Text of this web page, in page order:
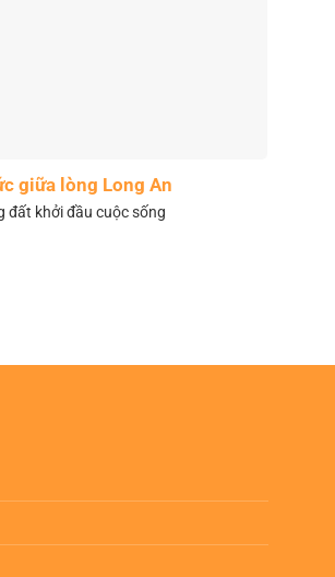
giữa lòng Long An
đất khởi đầu cuộc sống